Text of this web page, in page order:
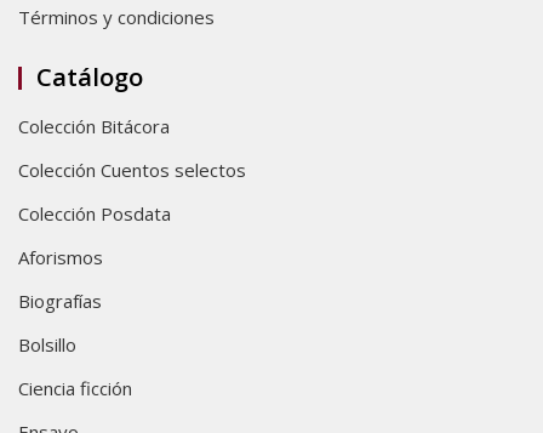
Términos y condiciones
Catálogo
Colección Bitácora
Colección Cuentos selectos
Colección Posdata
Aforismos
Biografías
Bolsillo
Ciencia ficción